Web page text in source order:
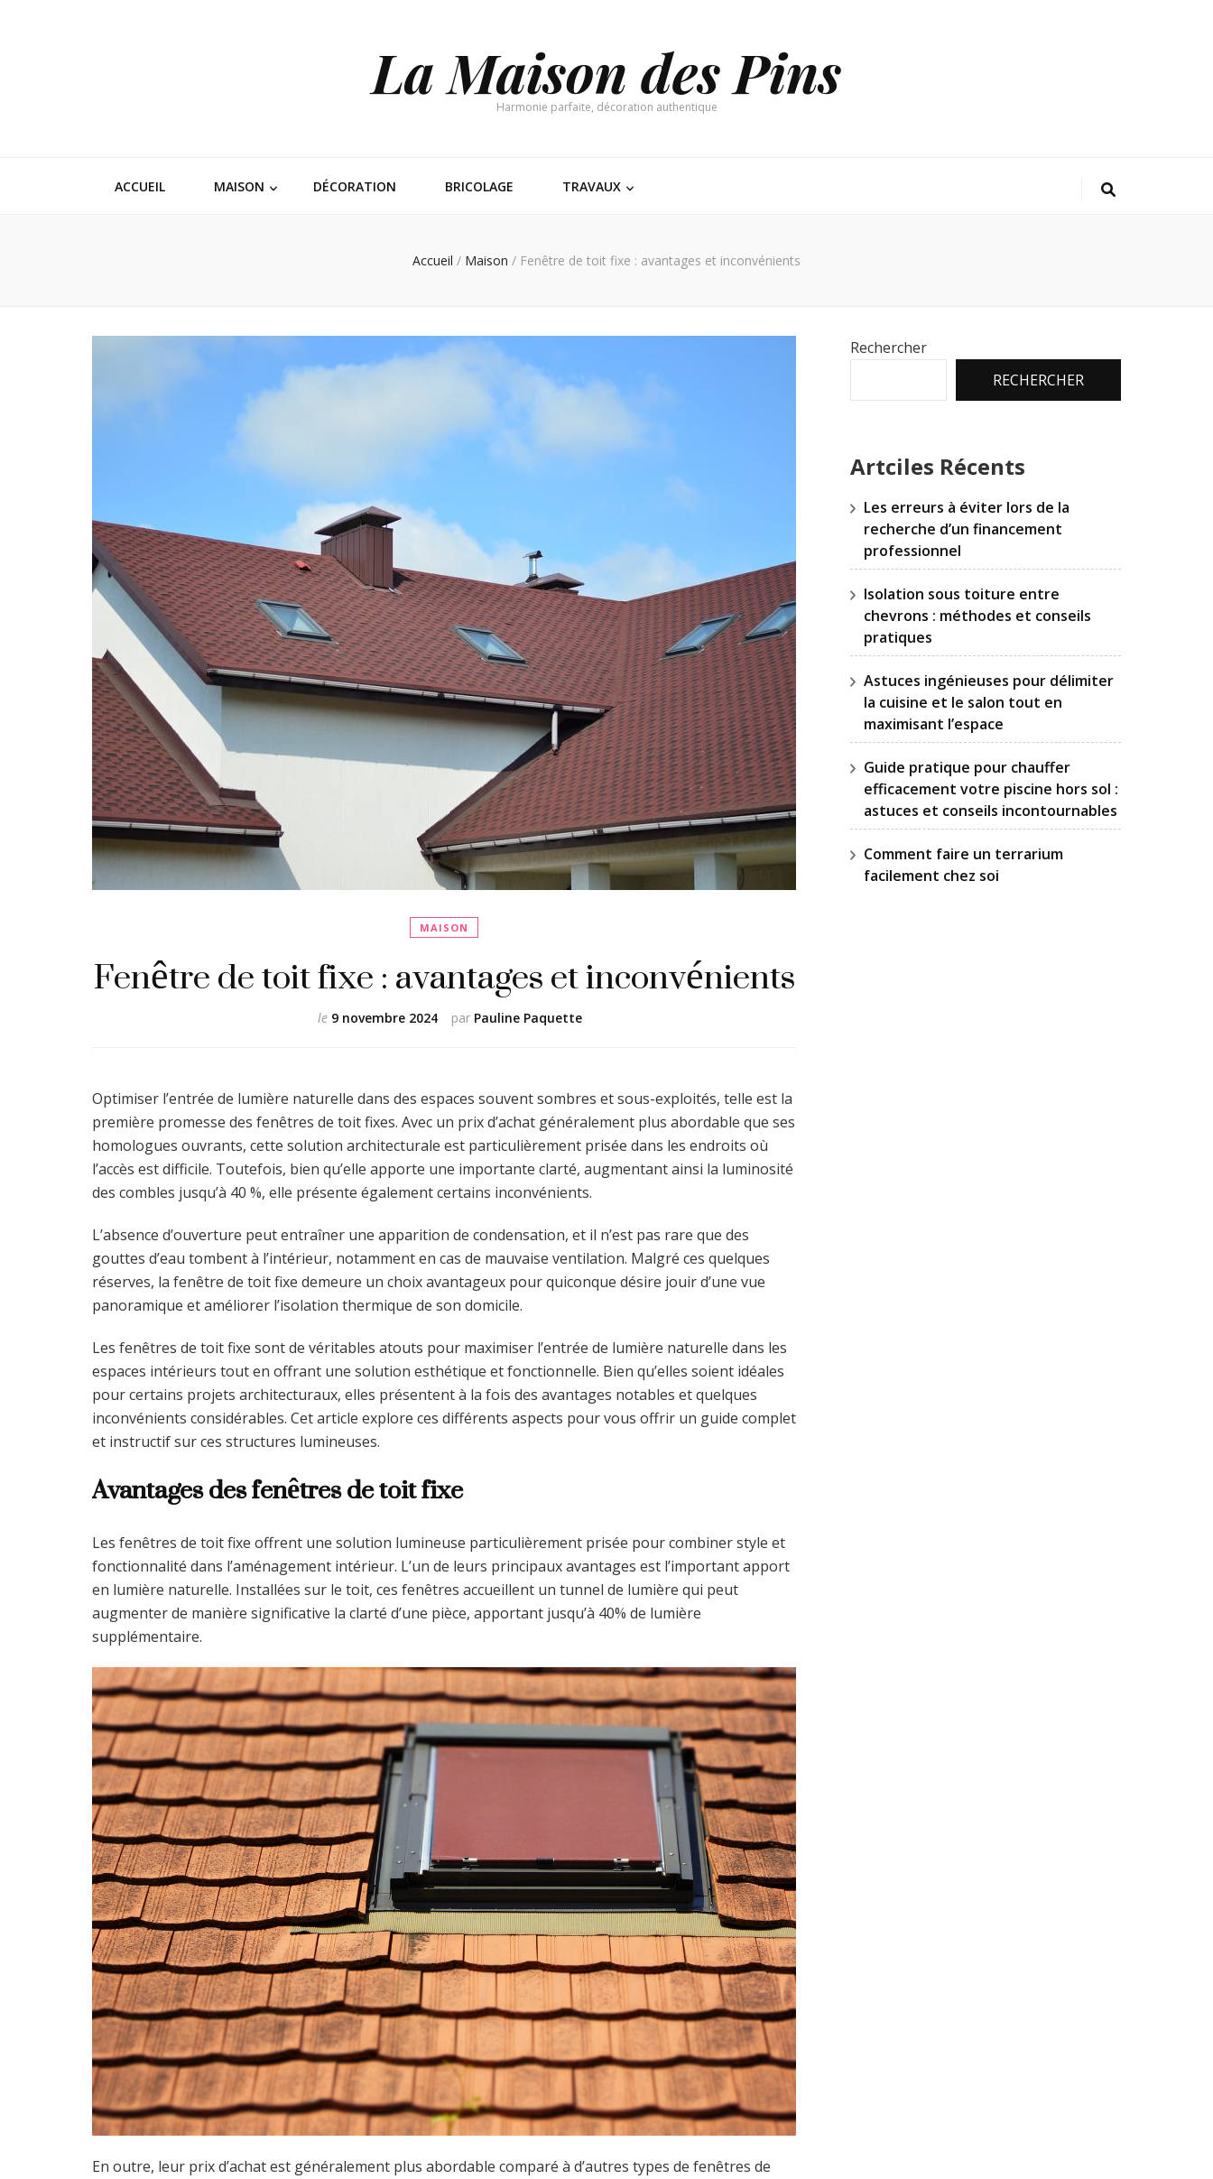
La Maison des Pins
Harmonie parfaite, décoration authentique
ACCUEIL MAISON DÉCORATION BRICOLAGE TRAVAUX
Accueil / Maison / Fenêtre de toit fixe : avantages et inconvénients
MAISON
Fenêtre de toit fixe : avantages et inconvénients
par Pauline Paquette
le 9 novembre 2024
Optimiser l’entrée de lumière naturelle dans des espaces souvent sombres et sous-exploités, telle est la
première promesse des fenêtres de toit fixes. Avec un prix d’achat généralement plus abordable que ses
homologues ouvrants, cette solution architecturale est particulièrement prisée dans les endroits où
l’accès est difficile. Toutefois, bien qu’elle apporte une importante clarté, augmentant ainsi la luminosité
des combles jusqu’à 40 %, elle présente également certains inconvénients.
L’absence d’ouverture peut entraîner une apparition de condensation, et il n’est pas rare que des
gouttes d’eau tombent à l’intérieur, notamment en cas de mauvaise ventilation. Malgré ces quelques
réserves, la fenêtre de toit fixe demeure un choix avantageux pour quiconque désire jouir d’une vue
panoramique et améliorer l’isolation thermique de son domicile.
Les fenêtres de toit fixe sont de véritables atouts pour maximiser l’entrée de lumière naturelle dans les
espaces intérieurs tout en offrant une solution esthétique et fonctionnelle. Bien qu’elles soient idéales
pour certains projets architecturaux, elles présentent à la fois des avantages notables et quelques
inconvénients considérables. Cet article explore ces différents aspects pour vous offrir un guide complet
et instructif sur ces structures lumineuses.
Avantages des fenêtres de toit fixe
Les fenêtres de toit fixe offrent une solution lumineuse particulièrement prisée pour combiner style et
fonctionnalité dans l’aménagement intérieur. L’un de leurs principaux avantages est l’important apport
en lumière naturelle. Installées sur le toit, ces fenêtres accueillent un tunnel de lumière qui peut
augmenter de manière significative la clarté d’une pièce, apportant jusqu’à 40% de lumière
supplémentaire.
En outre, leur prix d’achat est généralement plus abordable comparé à d’autres types de fenêtres de
Rechercher
RECHERCHER
Artciles Récents
Les erreurs à éviter lors de la
recherche d’un financement
professionnel
Isolation sous toiture entre
chevrons : méthodes et conseils
pratiques
Astuces ingénieuses pour délimiter
la cuisine et le salon tout en
maximisant l’espace
Guide pratique pour chauffer
efficacement votre piscine hors sol :
astuces et conseils incontournables
Comment faire un terrarium
facilement chez soi